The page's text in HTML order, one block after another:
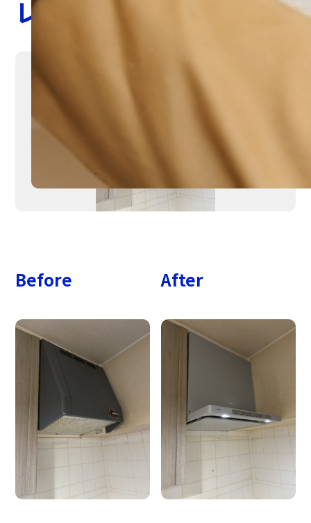
レンジフード交換
Before After